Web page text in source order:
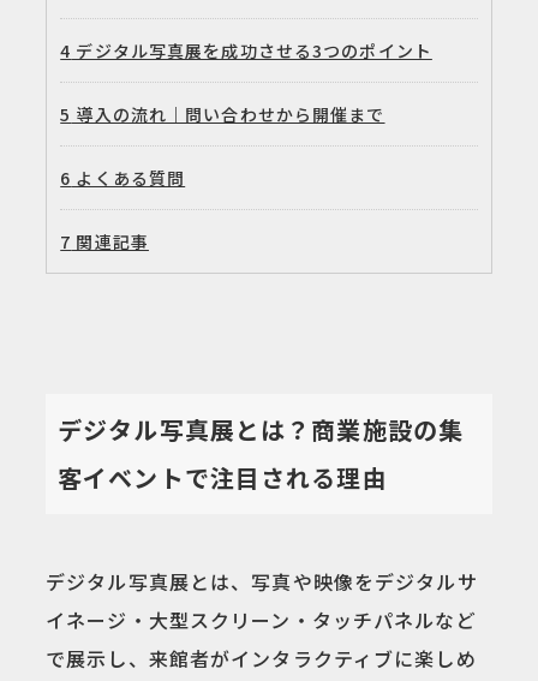
4 デジタル写真展を成功させる3つのポイント
5 導入の流れ｜問い合わせから開催まで
6 よくある質問
7 関連記事
デジタル写真展とは？商業施設の集
客イベントで注目される理由
デジタル写真展とは、写真や映像をデジタルサ
イネージ・大型スクリーン・タッチパネルなど
で展示し、来館者がインタラクティブに楽しめ